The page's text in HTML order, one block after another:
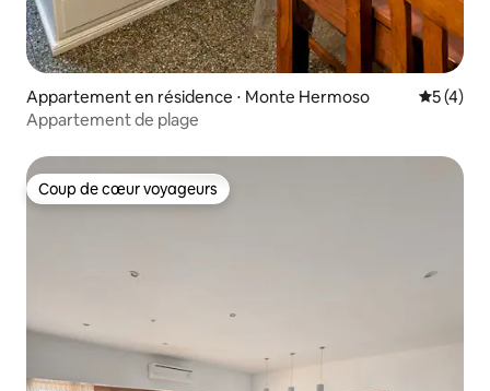
Appartement en résidence ⋅ Monte Hermoso
5 (4)
Appartement de plage
Coup de cœur voyageurs
Coup de cœur voyageurs